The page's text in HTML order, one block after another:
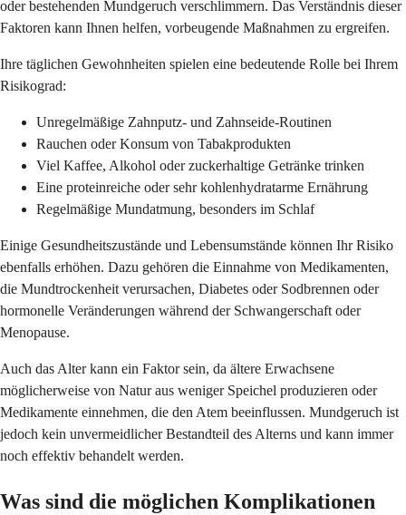
oder bestehenden Mundgeruch verschlimmern. Das Verständnis dieser
Faktoren kann Ihnen helfen, vorbeugende Maßnahmen zu ergreifen.
Ihre täglichen Gewohnheiten spielen eine bedeutende Rolle bei Ihrem
Risikograd:
Unregelmäßige Zahnputz- und Zahnseide-Routinen
Rauchen oder Konsum von Tabakprodukten
Viel Kaffee, Alkohol oder zuckerhaltige Getränke trinken
Eine proteinreiche oder sehr kohlenhydratarme Ernährung
Regelmäßige Mundatmung, besonders im Schlaf
Einige Gesundheitszustände und Lebensumstände können Ihr Risiko
ebenfalls erhöhen. Dazu gehören die Einnahme von Medikamenten,
die Mundtrockenheit verursachen, Diabetes oder Sodbrennen oder
hormonelle Veränderungen während der Schwangerschaft oder
Menopause.
Auch das Alter kann ein Faktor sein, da ältere Erwachsene
möglicherweise von Natur aus weniger Speichel produzieren oder
Medikamente einnehmen, die den Atem beeinflussen. Mundgeruch ist
jedoch kein unvermeidlicher Bestandteil des Alterns und kann immer
noch effektiv behandelt werden.
Was sind die möglichen Komplikationen